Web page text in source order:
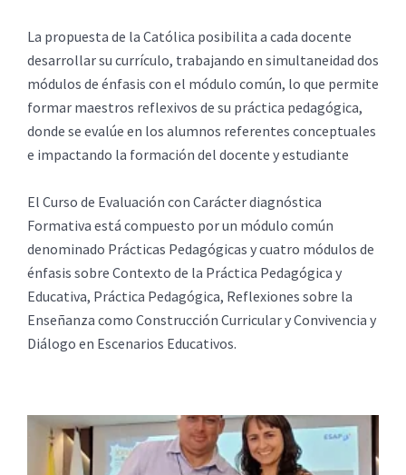
La propuesta de la Católica posibilita a cada docente
desarrollar su currículo, trabajando en simultaneidad dos
módulos de énfasis con el módulo común, lo que permite
formar maestros reflexivos de su práctica pedagógica,
donde se evalúe en los alumnos referentes conceptuales
e impactando la formación del docente y estudiante
El Curso de Evaluación con Carácter diagnóstica
Formativa está compuesto por un módulo común
denominado Prácticas Pedagógicas y cuatro módulos de
énfasis sobre Contexto de la Práctica Pedagógica y
Educativa, Práctica Pedagógica, Reflexiones sobre la
Enseñanza como Construcción Curricular y Convivencia y
Diálogo en Escenarios Educativos.